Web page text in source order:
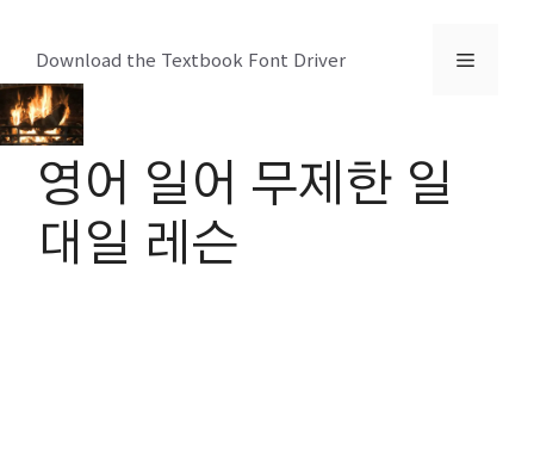
츠
로
Download the Textbook Font Driver 메
영어 일어 무제한 일
대일 레슨